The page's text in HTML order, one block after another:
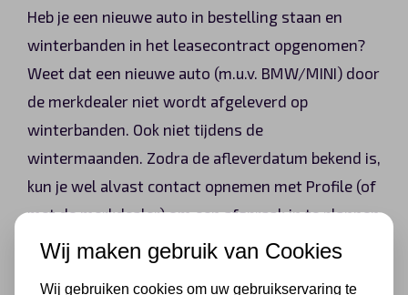
Heb je een nieuwe auto in bestelling staan en
winterbanden in het leasecontract opgenomen?
Weet dat een nieuwe auto (m.u.v. BMW/MINI) door
de merkdealer niet wordt afgeleverd op
winterbanden. Ook niet tijdens de
wintermaanden. Zodra de afleverdatum bekend is,
kun je wel alvast contact opnemen met Profile (of
met de merkdealer) om een afspraak in te plannen
voor de bandenwissel naar winterbanden.
Wij maken gebruik van Cookies
Wij gebruiken cookies om uw gebruikservaring te